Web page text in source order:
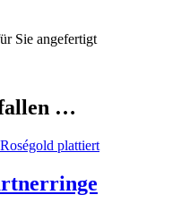
Sie angefertigt
…